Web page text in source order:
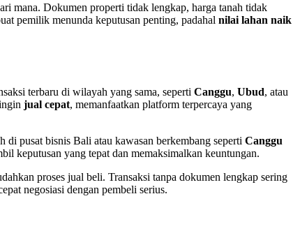
mana. Dokumen properti tidak lengkap, harga tanah tidak
pemilik menunda keputusan penting, padahal nilai lahan naik
terbaru di wilayah yang sama, seperti Canggu, Ubud, atau
jual cepat, memanfaatkan platform terpercaya yang
di pusat bisnis Bali atau kawasan berkembang seperti Canggu
keputusan yang tepat dan memaksimalkan keuntungan.
proses jual beli. Transaksi tanpa dokumen lengkap sering
negosiasi dengan pembeli serius.